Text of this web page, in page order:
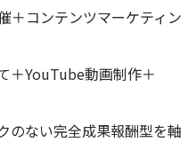
＋コンテンツマーケティン
＋YouTube動画制作＋
のない完全成果報酬型を軸